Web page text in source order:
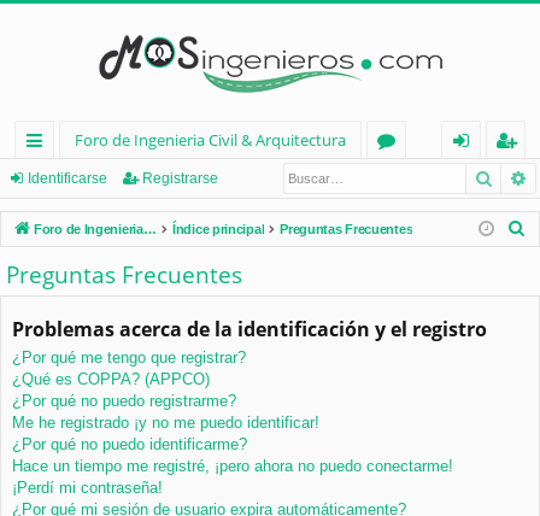
nl
ac
es
rá
pi
d
os
Foro de Ingenieria Civil & Arquitectura
os
nt
ifi
rs
eg
ist
ra
Identificarse Registrarse
Foro de Ingenieria Civil & Arquitectura Índice principal Preguntas Frecuentes
Preguntas Frecuentes
Problemas acerca de la identificación y el registro
¿Por qué me tengo que registrar?
¿Qué es COPPA? (APPCO)
¿Por qué no puedo registrarme?
Me he registrado ¡y no me puedo identificar!
¿Por qué no puedo identificarme?
Hace un tiempo me registré, ¡pero ahora no puedo conectarme!
¡Perdí mi contraseña!
¿Por qué mi sesión de usuario expira automáticamente?